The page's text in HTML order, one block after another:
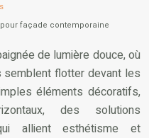
façade contemporaine
de lumière douce, où
flotter devant les
éléments décoratifs,
des solutions
allient esthétisme et